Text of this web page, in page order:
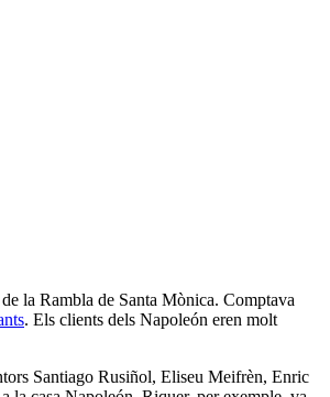
la Rambla de Santa Mònica. Comptava
. Els clients dels Napoleón eren molt
Santiago Rusiñol, Eliseu Meifrèn, Enric